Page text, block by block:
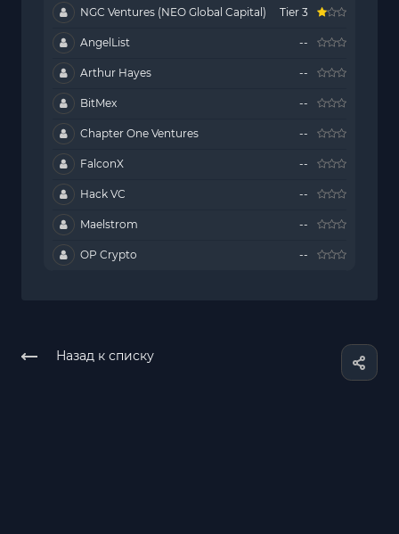
NGC Ventures (NEO Global Capital) Tier 3
AngelList --
Arthur Hayes --
BitMex --
Chapter One Ventures --
FalconX --
Hack VC --
Maelstrom --
OP Crypto --
Назад к списку